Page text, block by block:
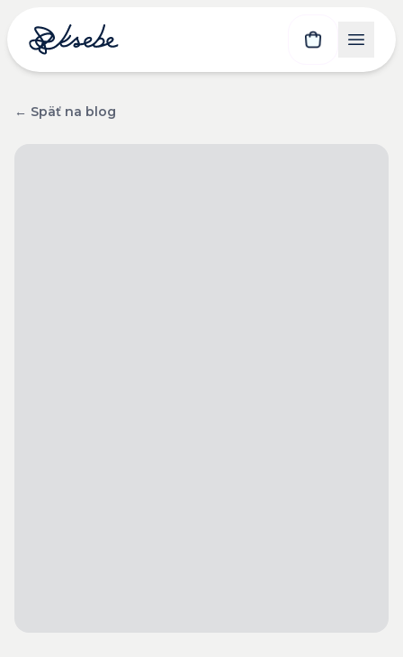
← Späť na blog